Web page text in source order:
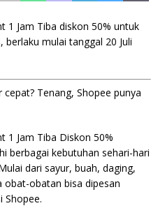
1 Jam Tiba diskon 50% untuk
mulai tanggal 20 Juli
Tenang, Shopee punya
1 Jam Tiba Diskon 50%
berbagai kebutuhan sehari-hari
dari sayur, buah, daging,
obat-obatan bisa dipesan
Shopee.